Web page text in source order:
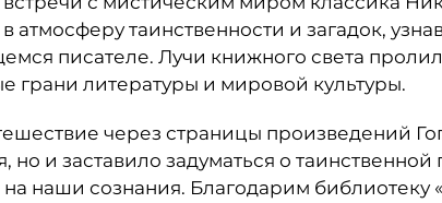
атмосферу таинственности и загадок,
писателе. Лучи книжного света
грани литературы и мировой культуры.
через страницы произведений
но и заставило задуматься о
наши сознания. Благодарим библиотеку